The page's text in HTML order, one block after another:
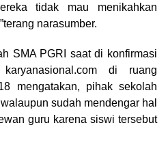
tidak mau menikahkan
narasumber.
SMA PGRI saat di konfirmasi
di ruang
mengatakan, pihak sekolah
sudah mendengar hal
guru karena siswi tersebut